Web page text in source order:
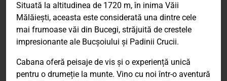
Situată la altitudinea de 1720 m, în inima Văii
Mălăiești, aceasta este considerată una dintre cele
mai frumoase văi din Bucegi, străjuită de crestele
impresionante ale Bucșoiului și Padinii Crucii.
Cabana oferă peisaje de vis și o experiență unică
pentru o drumeție la munte. Vino cu noi într-o aventură